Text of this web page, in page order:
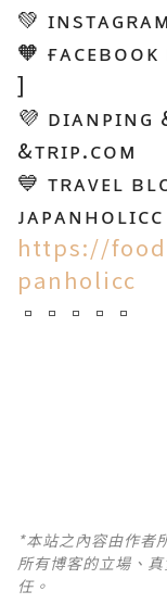
💚
🧡
]
💜 ᴅɪᴀɴᴘɪɴɢ
&ᴛʀɪᴘ.ᴄᴏᴍ
💙 ᴛʀᴀᴠᴇʟ
ᴊᴀᴘᴀɴʜᴏʟɪᴄᴄ
https://
panholicc
▫▫▫▫▫
*本站之內容由作者
所有博客的立場、
任。